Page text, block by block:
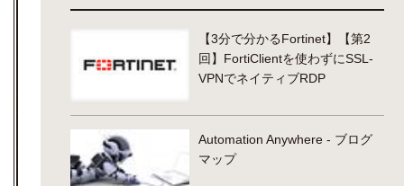
【3分で分かるFortinet】【第2
回】FortiClientを使わずにSSL-
VPNでネイティブRDP
Automation Anywhere - ブログ
マップ